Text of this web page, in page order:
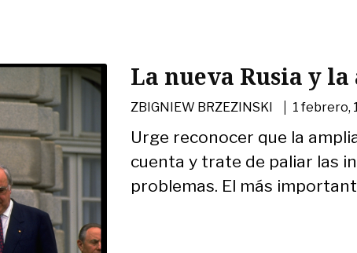
La nueva Rusia y
ZBIGNIEW BRZEZINSKI | 1 febrero,
Urge reconocer que la
cuenta y trate de paliar las
problemas. El más